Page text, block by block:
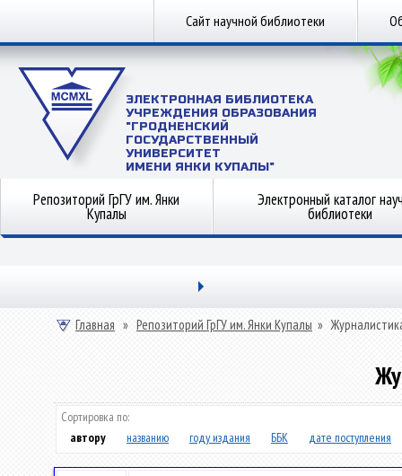
Сайт научной библиотеки
ЭЛЕКТРОННАЯ БИБЛИОТЕКА
УЧРЕЖДЕНИЯ ОБРАЗОВАНИЯ
"ГРОДНЕНСКИЙ
ГОСУДАРСТВЕННЫЙ
УНИВЕРСИТЕТ
ИМЕНИ ЯНКИ КУПАЛЫ"
Репозиторий ГрГУ им. Янки
Купалы
Электронный каталог
библиотеки
Главная » Репозиторий ГрГУ им. Янки Купалы »
Сортировка по:
автору
названию году издания ББК дате поступления